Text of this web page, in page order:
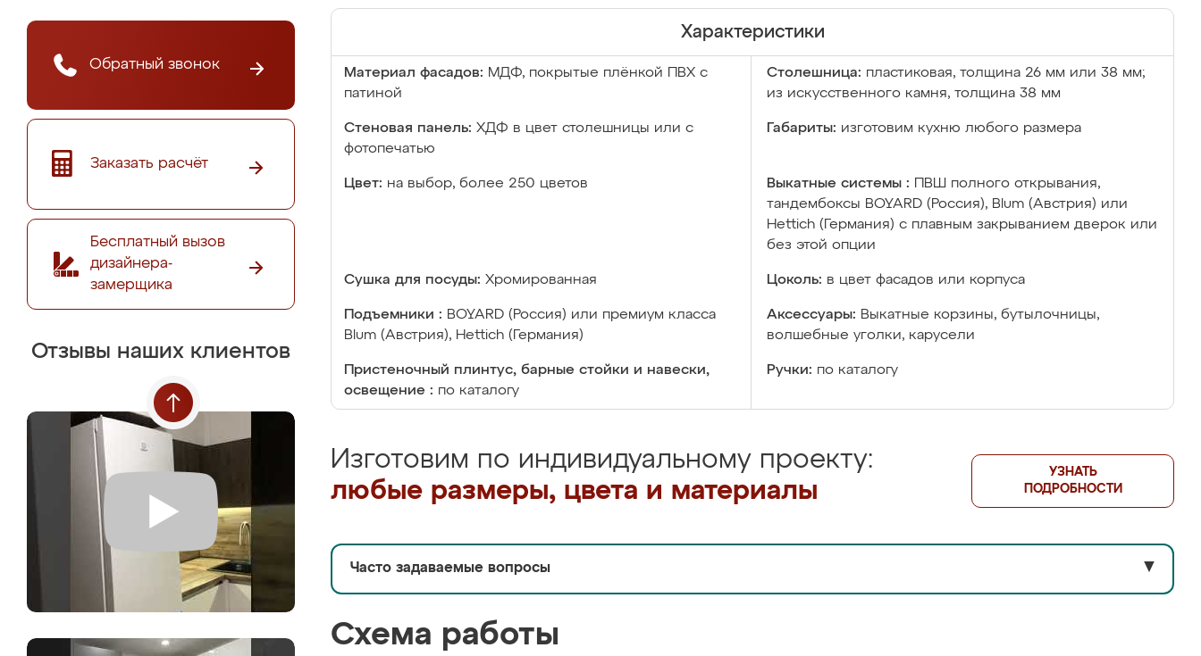
Обратный звонок
Заказать расчёт
Бесплатный вызов
дизайнера-
замерщика
Отзывы наших клиентов
Характеристики
Материал фасадов: МДФ, покрытые плёнкой ПВХ с
патиной
Столешница: пластиковая, толщина 26 мм или 38 мм;
из искусственного камня, толщина 38 мм
Стеновая панель: ХДФ в цвет столешницы или с
фотопечатью
Габариты: изготовим кухню любого размера
Цвет: на выбор, более 250 цветов Выкатные системы :
ПВШ полного открывания,
тандембоксы BOYARD (Россия), Blum (Австрия) или
Hettich (Германия) с плавным закрыванием дверок или
без этой опции
Сушка для посуды: Хромированная Цоколь: в цвет фасадов или корпуса
Подъемники : BOYARD (Россия) или премиум класса
Blum (Австрия), Hettich (Германия)
Аксессуары: Выкатные корзины, бутылочницы,
волшебные уголки, карусели
Пристеночный плинтус, барные стойки и навески,
освещение : по каталогу
Ручки: по каталогу
Изготовим по индивидуальному проекту:
любые размеры, цвета и материалы
УЗНАТЬ
ПОДРОБНОСТИ
Часто задаваемые вопросы ▼
Схема работы